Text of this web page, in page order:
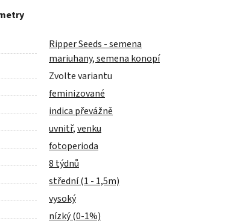
Ripper Seeds - semena
mariuhany, semena konopí
Zvolte variantu
feminizované
indica převážně
uvnitř,venku
fotoperioda
8 týdnů
střední (1 - 1,5m)
vysoký
nízký (0-1%)